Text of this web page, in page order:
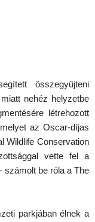
összegyűjteni
nehéz helyzetbe
létrehozott
az Oscar-díjas
Wildlife Conservation
vette fel a
számolt be róla a The
parkjában élnek a